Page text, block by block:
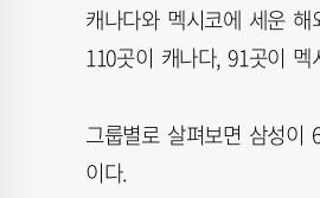
캐나다와 멕시코에 세운
110곳이 캐나다, 91곳이 멕
그룹별로 살펴보면 삼성이
이다.